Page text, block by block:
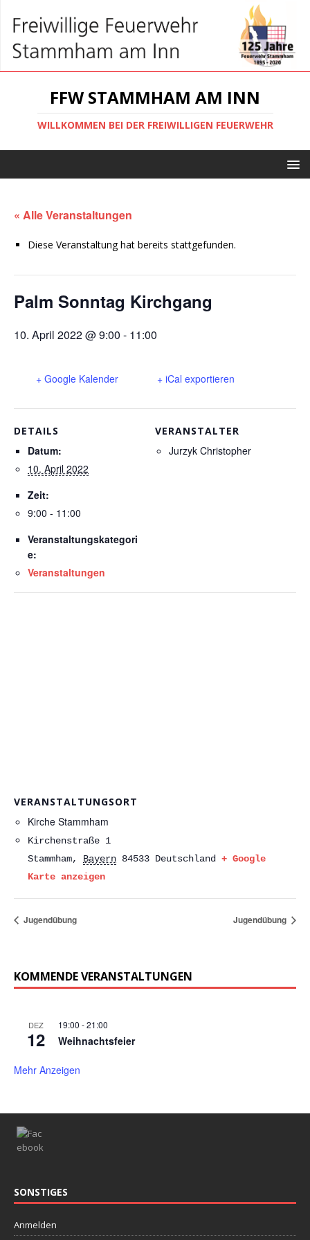
FFW STAMMHAM AM INN
WILLKOMMEN BEI DER FREIWILLIGEN FEUERWEHR
« Alle Veranstaltungen
Diese Veranstaltung hat bereits stattgefunden.
Palm Sonntag Kirchgang
10. April 2022 @ 9:00 - 11:00
+ Google Kalender + iCal exportieren
DETAILS
Datum:
10. April 2022
Zeit:
9:00 - 11:00
Veranstaltungskategori
e:
Veranstaltungen
VERANSTALTER
Jurzyk Christopher
VERANSTALTUNGSORT
Kirche Stammham
Kirchenstraße 1
Stammham, Bayern 84533 Deutschland
+ Google
Karte anzeigen
Jugendübung Jugendübung
KOMMENDE VERANSTALTUNGEN
DEZ
12
19:00 -21:00
Weihnachtsfeier
Mehr Anzeigen
SONSTIGES
Anmelden